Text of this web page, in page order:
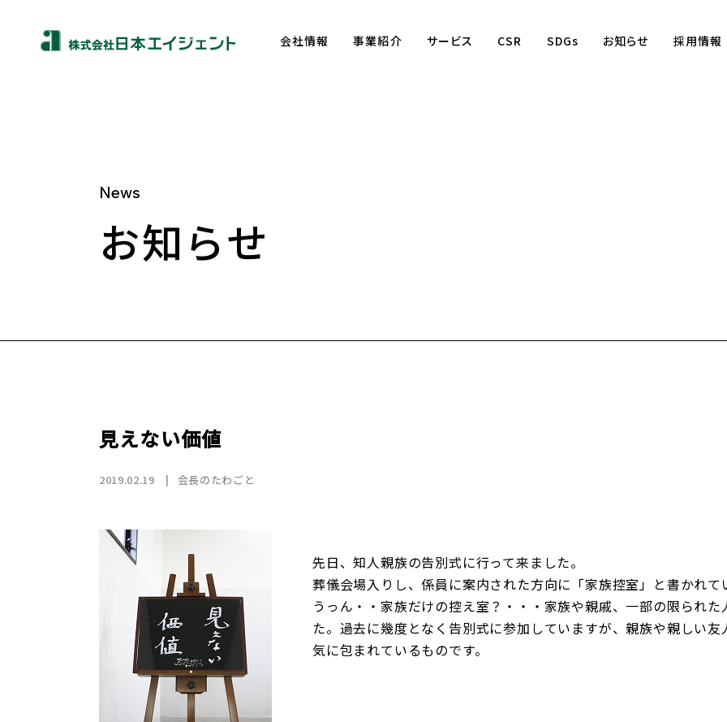
会社情報
沿革
事業紹介
国際事業（wagaya Japan）
フランチャイズ事業
サービス CSR SDGs お知らせ 採用情報
お知らせ
お部屋探しのお客様へ
News
お知らせ
見えない価値
2019.02.19 会長のたわごと
先日、知人親族の告別式に行って来ました。
葬儀会場入りし、係員に案内された方向に「家族控室」と書かれて
うっん・・家族だけの控え室？・・・家族や親戚、一部の限られ
た。過去に幾度となく告別式に参加していますが、親族や親しい
気に包まれているものです。